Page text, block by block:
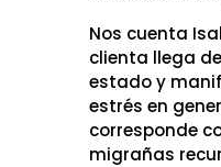
Nos cuenta
clienta llega
estado y
estrés en
corresponde
migrañas